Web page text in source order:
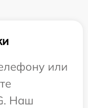
или
Наш